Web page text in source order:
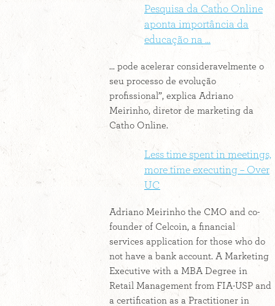
Pesquisa da Catho Online
aponta importância da
educação na ...
... pode acelerar consideravelmente o
seu processo de evolução
profissional”, explica Adriano
Meirinho, diretor de marketing da
Catho Online.
Less time spent in meetings,
more time executing – Over
UC
Adriano Meirinho the CMO and co-
founder of Celcoin, a financial
services application for those who do
not have a bank account. A Marketing
Executive with a MBA Degree in
Retail Management from FIA-USP and
a certification as a Practitioner in